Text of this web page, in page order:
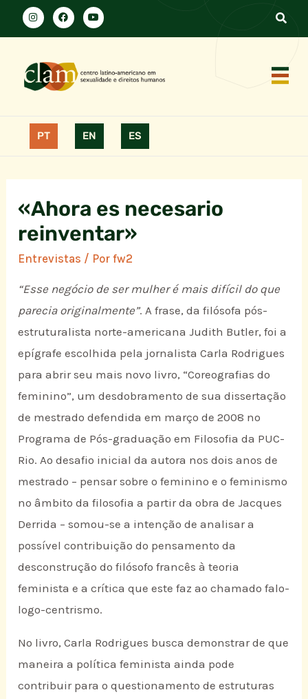
PT EN ES
«Ahora es necesario
reinventar»
Entrevistas / Porfw2
“Esse negócio de ser mulher é mais difícil do que
parecia originalmente”. A frase, da filósofa pós-
estruturalista norte-americana Judith Butler, foi a
epígrafe escolhida pela jornalista Carla Rodrigues
para abrir seu mais novo livro, “Coreografias do
feminino”, um desdobramento de sua dissertação
de mestrado defendida em março de 2008 no
Programa de Pós-graduação em Filosofia da PUC-
Rio. Ao desafio inicial da autora nos dois anos de
mestrado – pensar sobre o feminino e o feminismo
no âmbito da filosofia a partir da obra de Jacques
Derrida – somou-se a intenção de analisar a
possível contribuição do pensamento da
desconstrução do filósofo francês à teoria
feminista e a crítica que este faz ao chamado falo-
logo-centrismo.
No livro, Carla Rodrigues busca demonstrar de que
maneira a política feminista ainda pode
contribuir para o questionamento de estruturas